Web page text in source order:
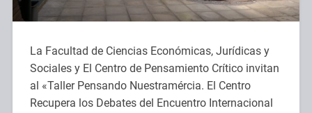
La Facultad de Ciencias Económicas, Jurídicas y
Sociales y El Centro de Pensamiento Crítico invitan
al «Taller Pensando Nuestramércia. El Centro
Recupera los Debates del Encuentro Internacional